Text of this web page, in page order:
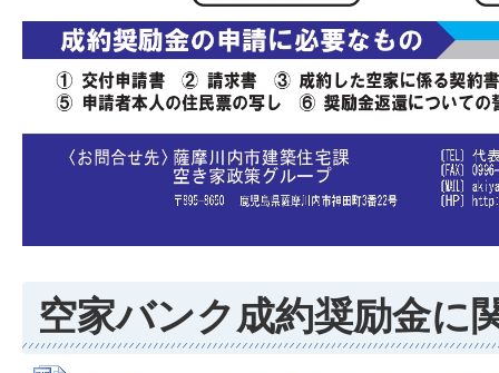
空家バンク成約奨励金に